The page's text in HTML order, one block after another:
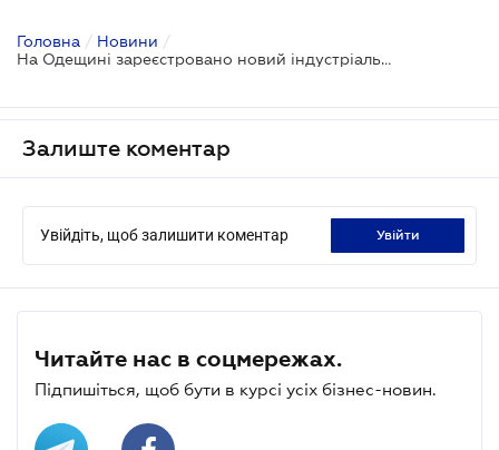
Головна / Новини /
На Одещині зареєстровано новий індустріальний парк
Залиште коментар
Увійдіть, щоб залишити коментар увійти
Читайте нас в соцмережах.
Підпишіться, щоб бути в курсі усіх бізнес-новин.